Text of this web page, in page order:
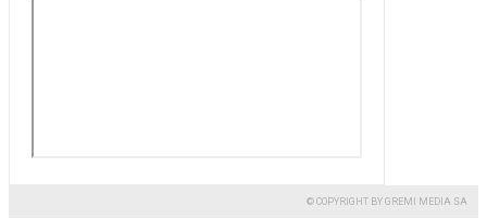
© COPYRIGHT BY GREMI MEDIA SA